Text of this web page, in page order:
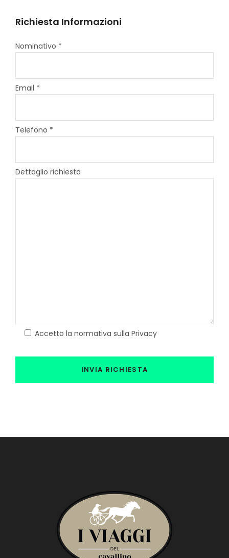
Richiesta Informazioni
Nominativo *
Email *
Telefono *
Dettaglio richiesta
Accetto la normativa sulla Privacy